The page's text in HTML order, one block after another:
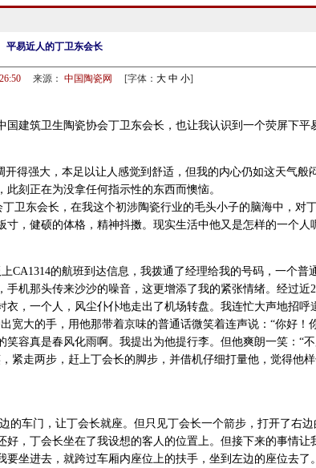
平易近人的丁卫东会长
来源： 中国陶瓷网 [字体： 大 中 小]
建筑卫生陶瓷协会丁卫东会长，也让我认识到一个荧屏下平
强大，本足以让人感觉到舒适，但我的内心仍如这天气般
刻正在为没拿任何指示性的东西而懊恼。
东会长，在我这个初涉陶瓷行业的毛头小子的脑海中，对
，健硕的体格，精神抖擞。现实生活中他又是怎样的一个人
的航班到达信息，我拨通了经理给我的号码，一个普
机那头传来沙沙的噪音，这更增添了我的紧张情绪。经过近
，一个人，风尘仆仆地走出了机场转盘。我连忙大声地招呼
宽大的手，用他那带着京味的普通话微笑着连声说：“你好！
容真是春风化雨啊。我提出为他提行李。但他爽朗一笑：“
紧走两步，赶上丁会长的脚步，并借机仔细打量他，觉得他
车门，让丁会长就座。但只见丁会长一个箭步，打开了右边
，丁会长坐在了我设想的客人的位置上。但接下来的事情让
坐进去，就跨过车厢内座位上的扶手，坐到左边的座位去了